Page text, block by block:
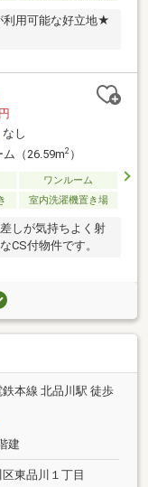
用可能な好立地★
なし
（26.59m2）
ワンルーム
室内洗濯機置き場
しが気持ちよく射
CS付物件です。
本線 北品川駅 徒歩
建
東品川１丁目